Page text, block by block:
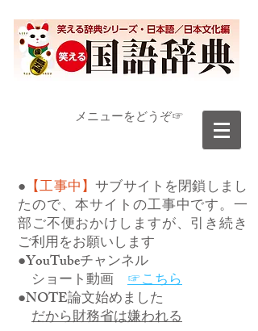
​メニューをどうぞ☞
● 【工事中】サブサイトを閉鎖しまし
たので、本サイトの工事中です。一
部ご不便おかけしますが、引き続き
ご利用をお願いします
●YouTubeチャンネル
ショート動画 ☞こちら
●NOTE論文始めました
だから財務省は嫌われる